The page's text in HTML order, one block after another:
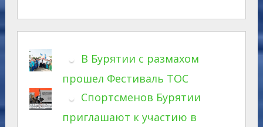
В Бурятии с размахом
прошел Фестиваль ТОС
Спортсменов Бурятии
приглашают к участию в